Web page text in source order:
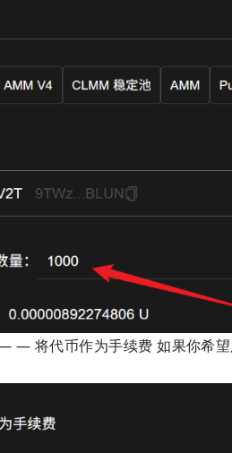
— 将代币作为手续费 如果你希